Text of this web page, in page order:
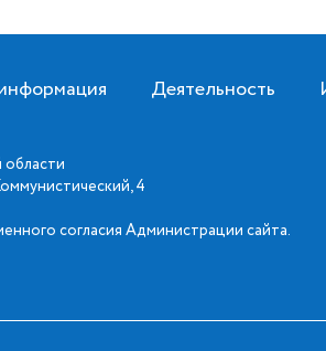
Деятельность
4
согласия Администрации сайта.